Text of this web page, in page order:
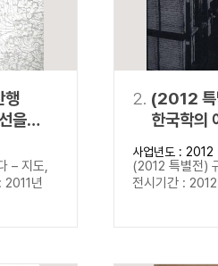
정조 OR 정약용 “정조” 또는 “
정조 NOT 정약용
“정조”가 나온
료를 검색
연산자를 사용할 수 있습니다.
행
을
– 지도,
2011년
2. (2012 특
한국학의
사업년도 : 2012
(2012 특별전)
전시기간 :